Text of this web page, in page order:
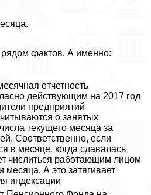
фактов. А именно:
отчетность
действующим на 2017 год
предприятий
о занятых
текущего месяца за
Соответственно, если
в месяце, когда сдавалась
числиться работающим лицом
А это затягивает
индексации